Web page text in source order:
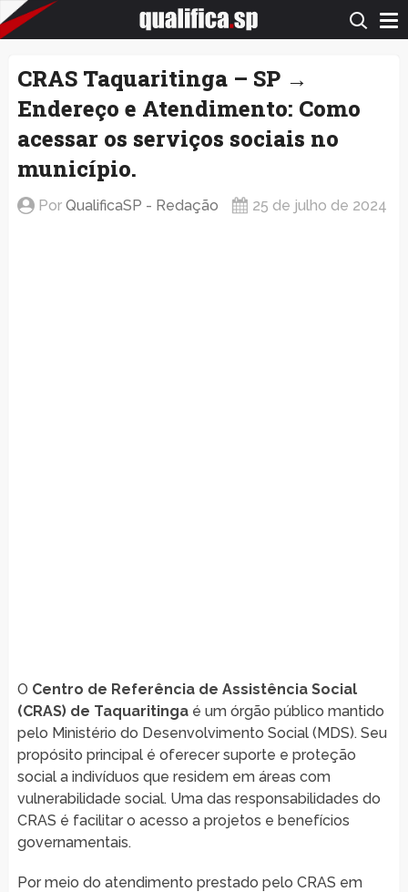
QualificaSP.com
CRAS Taquaritinga – SP →
Endereço e Atendimento: Como
acessar os serviços sociais no
município.
Por QualificaSP - Redação 25 de julho de 2024
O Centro de Referência de Assistência Social
(CRAS) de Taquaritingaé um órgão público mantido
pelo Ministério do Desenvolvimento Social (MDS). Seu
propósito principal é oferecer suporte e proteção
social a indivíduos que residem em áreas com
vulnerabilidade social. Uma das responsabilidades do
CRAS é facilitar o acesso a projetos e benefícios
governamentais.
Por meio do atendimento prestado pelo CRAS em